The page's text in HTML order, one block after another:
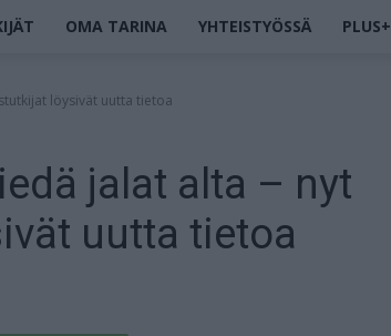
OMA TARINA YHTEISTYÖSSÄ PLUS+
löysivät uutta tietoa
jalat alta – nyt
uutta tietoa